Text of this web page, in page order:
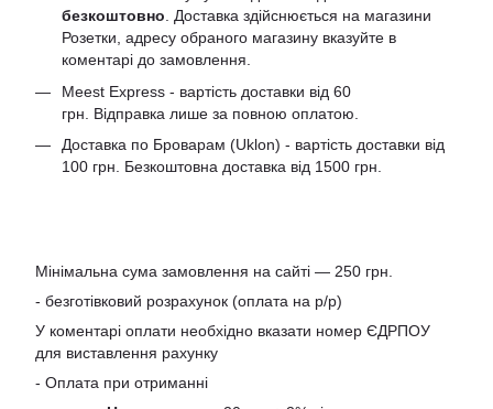
безкоштовно . Доставка здійснюється на магазини
Розетки, адресу обраного магазину вказуйте в
коментарі до замовлення.
Meest Express - вартість доставки від 60
грн. Відправка лише за повною оплатою.
Доставка по Броварам (Uklon) - вартість доставки від
100 грн. Безкоштовна доставка від 1500 грн.
Мінімальна сума замовлення на сайті — 250 грн.
- безготівковий розрахунок (оплата на р/р)
У коментарі оплати необхідно вказати номер ЄДРПОУ
для виставлення рахунку
- Оплата при отриманні